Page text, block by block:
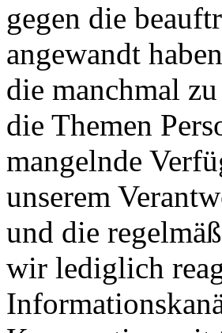
gegen die
angewandt
die manchmal
die Themen
mangelnde
unserem
und die
wir lediglich